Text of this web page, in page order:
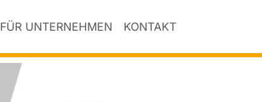
FÜR UNTERNEHMEN KONTAKT